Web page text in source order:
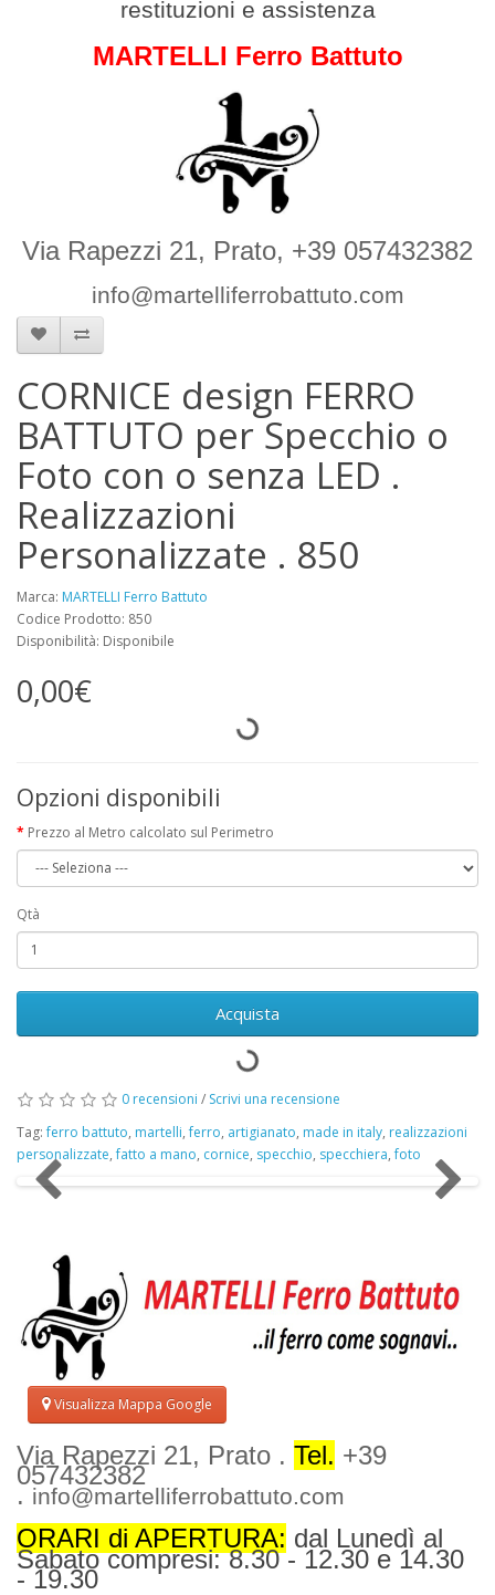
restituzioni e assistenza
MARTELLI Ferro Battuto
Via Rapezzi 21, Prato, +39 057432382
info@martelliferrobattuto.com
CORNICE design FERRO
BATTUTO per Specchio o
Foto con o senza LED .
Realizzazioni
Personalizzate . 850
Marca: MARTELLI Ferro Battuto
Codice Prodotto: 850
Disponibilità: Disponibile
0,00€
Opzioni disponibili
Prezzo al Metro calcolato sul Perimetro
Qtà
Acquista
0 recensioni / Scrivi una recensione
Tag:ferro battuto, martelli,ferro, artigianato, made in italy, realizzazioni
personalizzate,fatto a mano, cornice, specchio, specchiera,foto
Visualizza Mappa Google
Via Rapezzi 21, Prato . Tel. +39
057432382
. info@martelliferrobattuto.com
ORARI di APERTURA: dal Lunedì al
Sabato compresi: 8.30 - 12.30 e 14.30
- 19.30